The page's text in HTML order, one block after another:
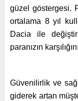
güzel göstergesi.
ortalama 8 yıl
Dacia ile
paranızın
Güvenilirlik ve
giderek artan